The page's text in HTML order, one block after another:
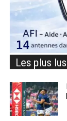
Les plus lus